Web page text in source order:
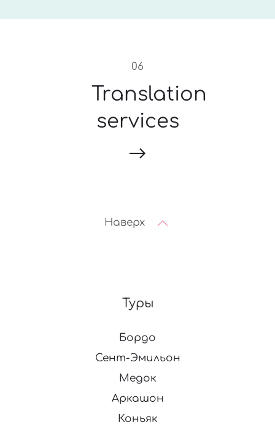
06
Translation
services
Наверх
Туры
Бордо
Сент-Эмильон
Медок
Аркашон
Коньяк